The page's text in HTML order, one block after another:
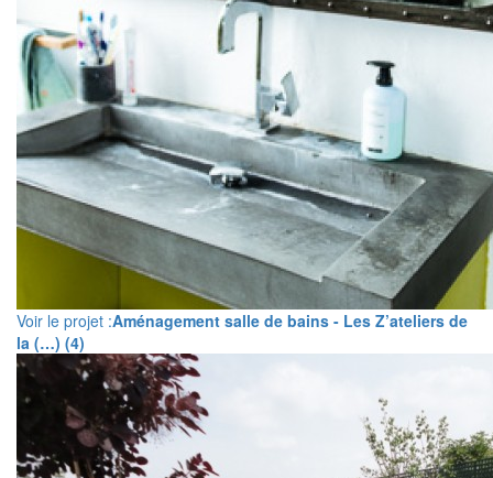
Voir le projet :Aménagement salle de bains - Les Z’ateliers de
la (…) (4)